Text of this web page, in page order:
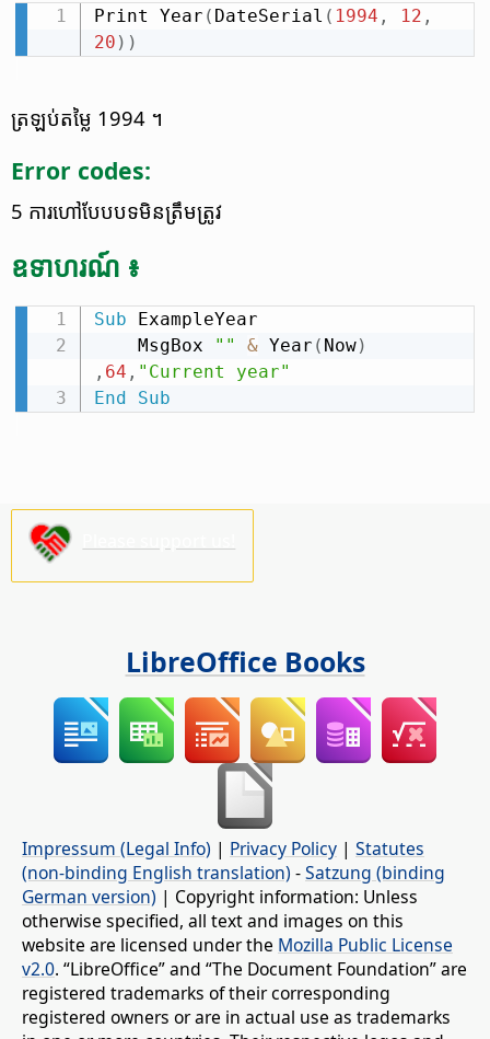
Print Year ( DateSerial ( 1994 , 12 ,
20 ) )
ត្រឡប់​តម្លៃ 1994 ។
Error codes:
5 ការ​ហៅ​បែបបទ​មិន​ត្រឹមត្រូវ
ឧទាហរណ៍ ៖
Sub ExampleYear
    MsgBox
"" & Year ( Now)
, 64 , "Current year"
End
Sub
LibreOffice Books
Impressum (Legal Info) | Privacy Policy | Statutes
(non-binding English translation) -Satzung (binding
German version) | Copyright information: Unless
otherwise specified, all text and images on this
website are licensed under the Mozilla Public License
v2.0. “LibreOffice” and “The Document Foundation” are
registered trademarks of their corresponding
registered owners or are in actual use as trademarks